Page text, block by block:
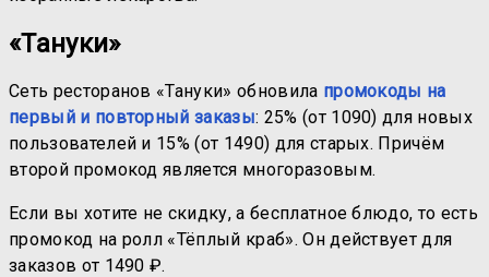
«Тануки»
Сеть ресторанов «Тануки» обновила промокоды на
первый и повторный заказы: 25% (от 1090) для новых
пользователей и 15% (от 1490) для старых. Причём
второй промокод является многоразовым.
Если вы хотите не скидку, а бесплатное блюдо, то есть
промокод на ролл «Тёплый краб». Он действует для
заказов от 1490 ₽.